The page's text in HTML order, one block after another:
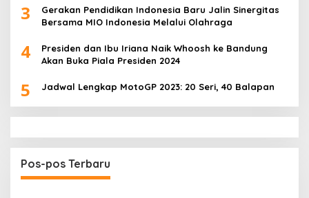
3
Gerakan Pendidikan Indonesia Baru Jalin Sinergitas
Bersama MIO Indonesia Melalui Olahraga
4
Presiden dan Ibu Iriana Naik Whoosh ke Bandung
Akan Buka Piala Presiden 2024
5 Jadwal Lengkap MotoGP 2023: 20 Seri, 40 Balapan
Pos-pos Terbaru